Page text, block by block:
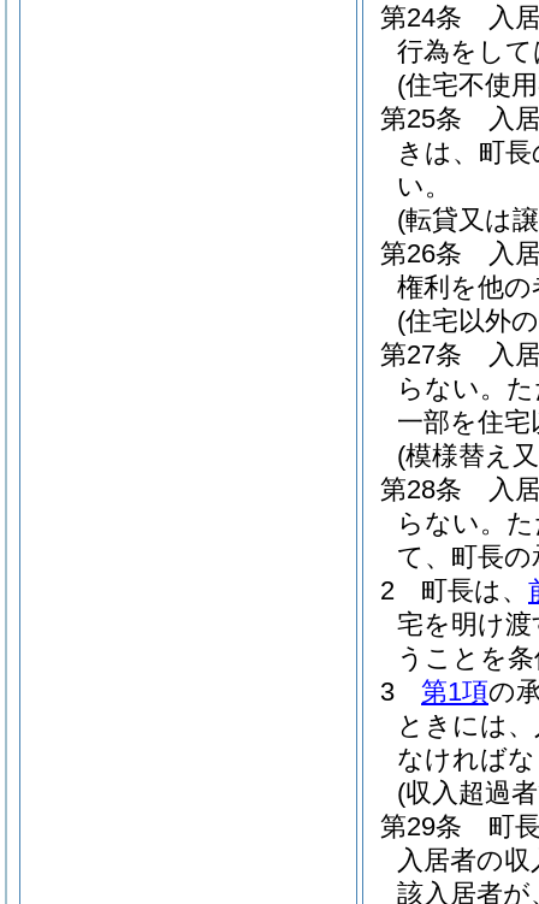
第24条
入
行為をし
(住宅不使
第25条
入
きは、町
い。
(転貸又は
第26条
入
権利を他
(住宅以外
第27条
入
らない。
一部を住
(模様替え
第28条
入
らない。
て、町長
2
町長は、
宅を明け
うことを
3
第1項の
ときには
なければ
(収入超過
第29条
町
入居者の
該入居者